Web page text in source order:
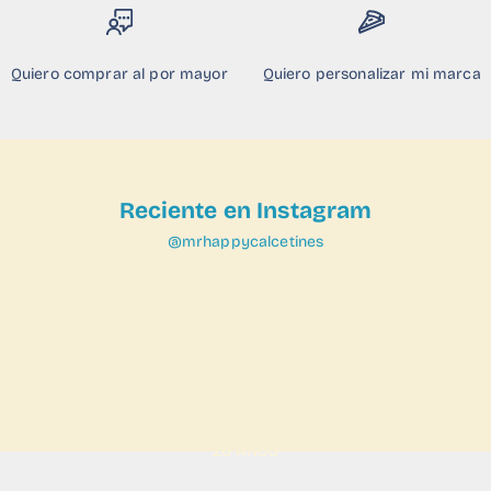
Quiero comprar al por mayor Quiero personalizar mi marca
Reciente en Instagram
@mrhappycalcetines
26 AÑOS